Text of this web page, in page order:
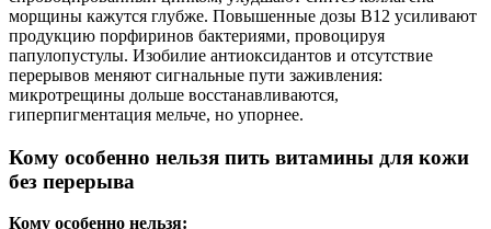
морщины кажутся глубже. Повышенные дозы B12 усиливают
продукцию порфиринов бактериями, провоцируя
папулопустулы. Изобилие антиоксидантов и отсутствие
перерывов меняют сигнальные пути заживления:
микротрещины дольше восстанавливаются,
гиперпигментация мельче, но упорнее.
Кому особенно нельзя пить витамины для кожи
без перерыва
Кому особенно нельзя: